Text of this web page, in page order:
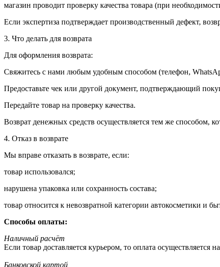
магазин проводит проверку качества товара (при
Если экспертиза подтверждает производственный дефект,
3. Что делать для возврата
Для оформления возврата:
Свяжитесь с нами любым удобным способом (телефон,
Предоставьте чек или другой документ, подтверждающий
Передайте товар на проверку качества.
Возврат денежных средств осуществляется тем же способом,
4. Отказ в возврате
Мы вправе отказать в возврате, если:
товар использовался;
нарушена упаковка или сохранность состава;
товар относится к невозвратной категории автокосметики и
Способы оплаты:
Наличный расчёт
Если товар доставляется курьером, то оплата
Банковской картой